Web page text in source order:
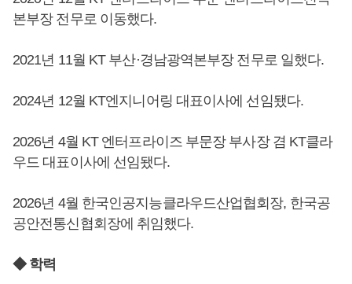
본부장 전무로 이동했다.
2021년 11월 KT 부산·경남광역본부장 전무로 일했다.
2024년 12월 KT엔지니어링 대표이사에 선임됐다.
2026년 4월 KT 엔터프라이즈 부문장 부사장 겸 KT클라
우드 대표이사에 선임됐다.
2026년 4월 한국인공지능클라우드산업협회장, 한국공
공안전통신협회장에 취임했다.
◆ 학력